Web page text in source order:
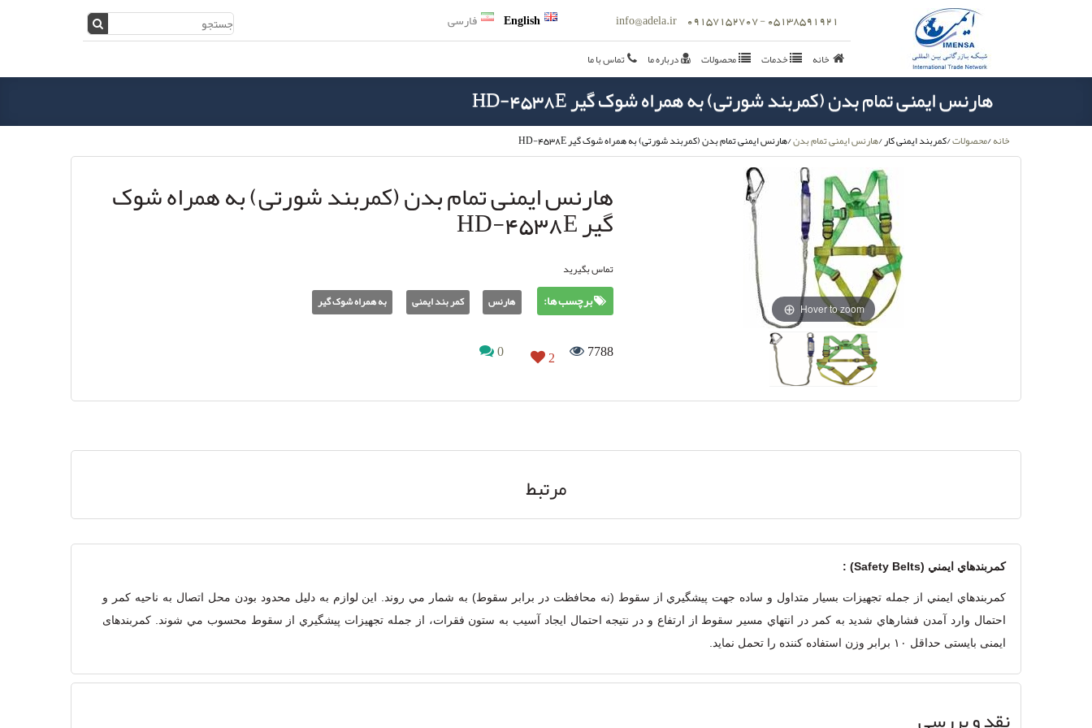
05138591921 - 09157152707
info@adela.ir
English فارسی
خانه خدمات محصولات درباره ما تماس با ما
هارنس ایمنی تمام بدن (کمربند شورتی) به همراه شوک گیر HD-4538E
خانه/محصولات/کمربند ایمنی کار/هارنس ایمنی تمام بدن/هارنس ایمنی تمام بدن (کمربند شورتی) به همراه شوک گیر HD-4538E
Hover to zoom
هارنس ایمنی تمام بدن (کمربند شورتی) به همراه شوک
گیر HD-4538E
تماس بگیرید
برچسب ها: هارنس کمر بند ایمنی به همراه شوک گیر
7788
2
0
مرتبط
كمربندهاي ايمني (Safety Belts) :
كمربندهاي ايمني از جمله تجهيزات بسيار متداول و ساده جهت پيشگيري از سقوط (نه محافظت در برابر سقوط) به شمار مي روند. اين لوازم به دليل محدود بودن محل اتصال به ناحيه كمر و
احتمال وارد آمدن فشارهاي شديد به كمر در انتهاي مسير سقوط از ارتفاع و در نتيجه احتمال ايجاد آسيب به ستون فقرات،‌ از جمله تجهيزات پيشگيري از سقوط محسوب مي شوند. کمربندهای
ایمنی بایستی حداقل ۱۰ برابر وزن استفاده کننده را تحمل نماید.